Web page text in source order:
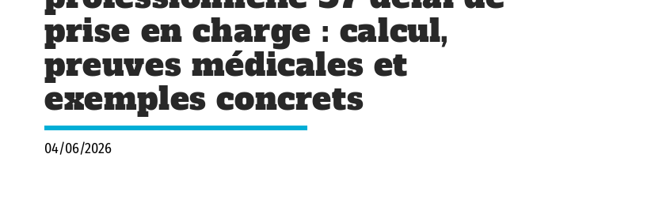
prise en charge : calcul,
preuves médicales et
exemples concrets
04/06/2026